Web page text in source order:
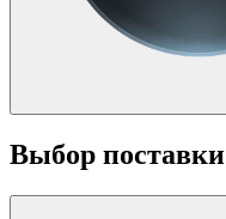
Выбор поставки